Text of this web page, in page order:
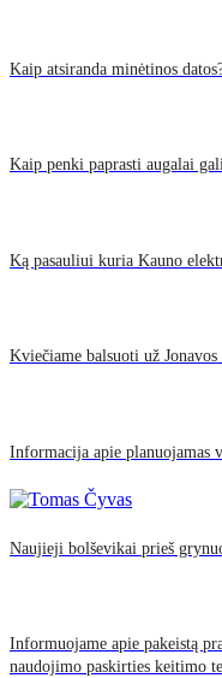
Kaip atsiranda minėtinos
Kaip penki paprasti augalai
Ką pasauliui kuria Kauno
Kviečiame balsuoti už
Informacija apie planuojamas
Naujieji bolševikai prieš
Informuojame apie pakeistą
naudojimo paskirties keitimo